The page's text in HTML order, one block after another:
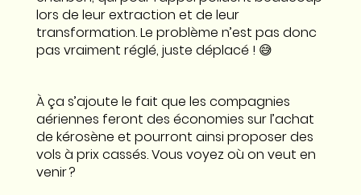
lors de leur extraction et de leur
transformation. Le problème n’est pas donc
pas vraiment réglé, juste déplacé ! 😅
À ça s’ajoute le fait que les compagnies
aériennes feront des économies sur l’achat
de kérosène et pourront ainsi proposer des
vols à prix cassés. Vous voyez où on veut en
venir ?